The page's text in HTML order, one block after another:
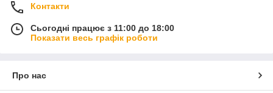
Контакти
Сьогодні працює з 11:00 до 18:00
Показати весь графік роботи
Про нас